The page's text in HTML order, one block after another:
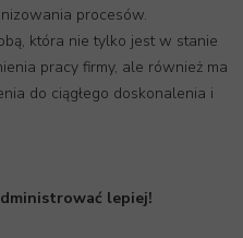
procesów.
która nie tylko jest w stanie
pracy firmy, ale również ma
do ciągłego doskonalenia i
lepiej!